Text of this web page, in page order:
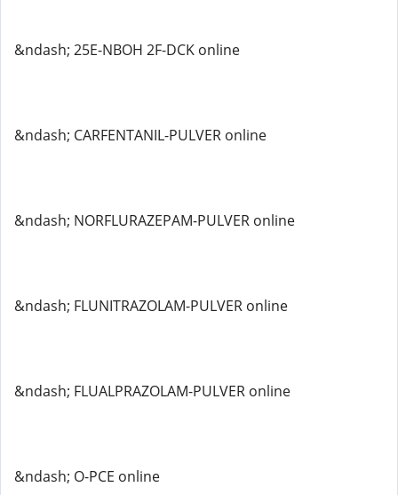
&ndash; 25E-NBOH 2F-DCK online
&ndash; CARFENTANIL-PULVER online
&ndash; NORFLURAZEPAM-PULVER online
&ndash; FLUNITRAZOLAM-PULVER online
&ndash; FLUALPRAZOLAM-PULVER online
&ndash; O-PCE online